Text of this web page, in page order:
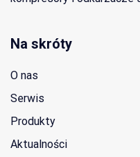
Na skróty
O nas
Serwis
Produkty
Aktualności